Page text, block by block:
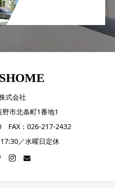
式会社
市北条町1番地1
FAX：026-217-2432
／水曜日定休